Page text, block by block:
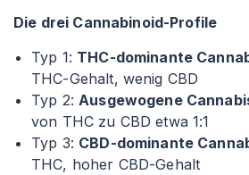
Die drei Cannabinoid-Profile
Typ 1: THC-dominante
THC-Gehalt, wenig CBD
Typ 2:Ausgewogene
von THC zu CBD etwa 1:1
Typ 3: CBD-dominante
THC, hoher CBD-Gehalt